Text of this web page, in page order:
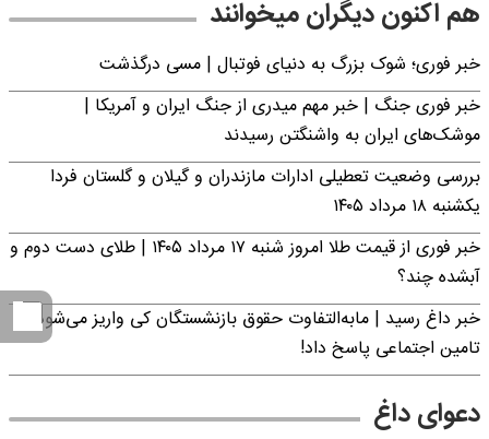
هم اکنون دیگران میخوانند
خبر فوری؛‌ شوک بزرگ به دنیای فوتبال | مسی درگذشت
خبر فوری جنگ | خبر مهم میدری از جنگ ایران و آمریکا |
موشک‌های ایران به واشنگتن رسیدند
بررسی وضعیت تعطیلی ادارات مازندران و گیلان و گلستان فردا
یکشنبه ۱۸ مرداد ۱۴۰۵
خبر فوری از قیمت طلا امروز شنبه ۱۷ مرداد ۱۴۰۵ | طلای دست دوم و
آبشده چند؟
خبر داغ رسید | مابه‌التفاوت حقوق بازنشستگان کی واریز می‌شود؟ |
تامین اجتماعی پاسخ داد!
دعوای داغ